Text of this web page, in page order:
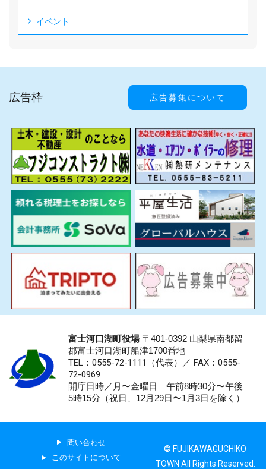
イベント
広告枠 広告募集について
富士河口湖町役場〒401-0392 山梨県南都留
郡富士河口湖町船津1700番地
TEL：0555-72-1111 （代表）／ FAX：0555-
72-0969
開庁日時／月〜金曜日 午前8時30分〜午後
5時15分（祝日、12月29日〜1月3日を除く）
問い合わせ
このサイトについて
© FUJIKAWAGUCHIKO
TOWN All Rights Reserved.